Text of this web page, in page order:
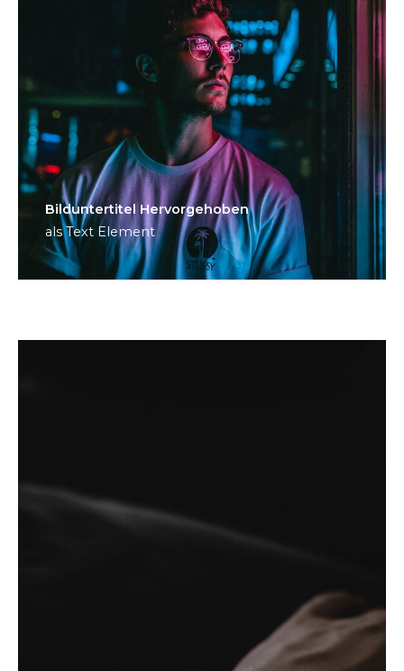
Bild­unter­titel Hervorgehoben
als Text Element